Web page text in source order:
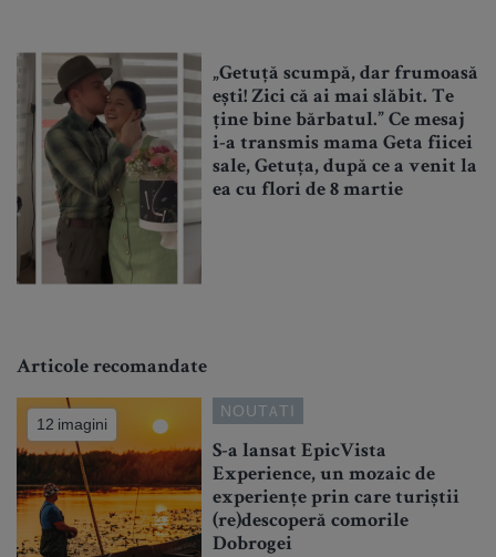
„Getuță scumpă, dar frumoasă
ești! Zici că ai mai slăbit. Te
ține bine bărbatul.” Ce mesaj
i-a transmis mama Geta fiicei
sale, Getuța, după ce a venit la
ea cu flori de 8 martie
Articole recomandate
12 imagini
NOUTATI
S-a lansat EpicVista
Experience, un mozaic de
experiențe prin care turiștii
(re)descoperă comorile
Dobrogei